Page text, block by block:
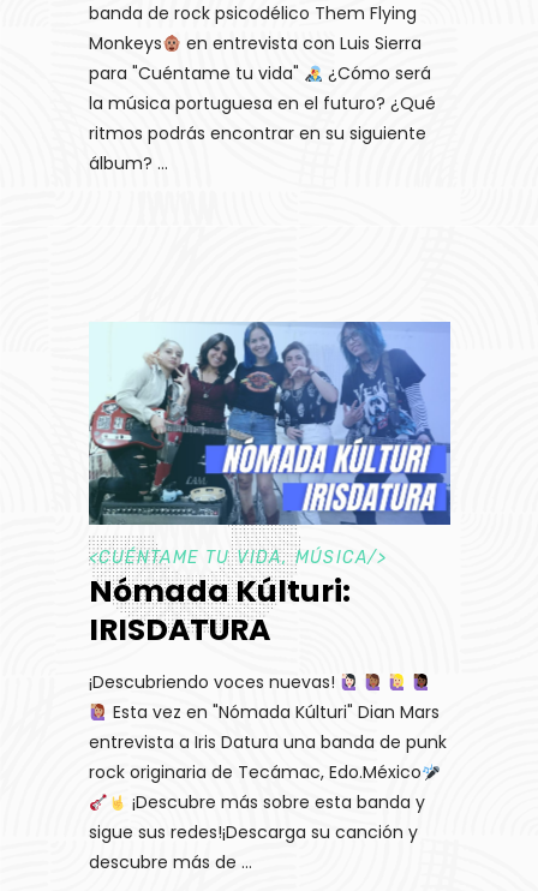
banda de rock psicodélico Them Flying
Monkeys
en entrevista con Luis Sierra
para "Cuéntame tu vida"
¿Cómo será
la música portuguesa en el futuro? ¿Qué
ritmos podrás encontrar en su siguiente
álbum?
<CUÉNTAME TU VIDA,MÚSICA/>
Nómada Kúlturi:
IRISDATURA
¡Descubriendo voces nuevas!
Esta vez en "Nómada Kúlturi" Dian Mars
entrevista a Iris Datura una banda de punk
rock originaria de Tecámac, Edo.México
¡Descubre más sobre esta banda y
sigue sus redes!¡Descarga su canción y
descubre más de